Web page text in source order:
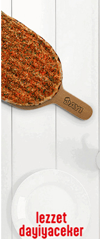
Manyak
mısınız siz
oğlum ya?